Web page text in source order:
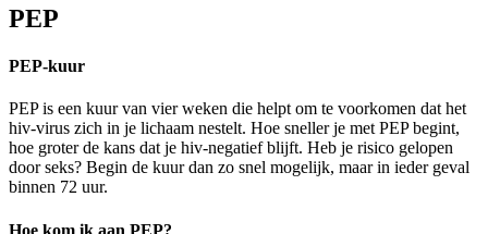
PEP
PEP-kuur
PEP is een kuur van vier weken die helpt om te voorkomen dat het
hiv-virus zich in je lichaam nestelt. Hoe sneller je met PEP begint,
hoe groter de kans dat je hiv-negatief blijft. Heb je risico gelopen
door seks? Begin de kuur dan zo snel mogelijk, maar in ieder geval
binnen 72 uur.
Hoe kom ik aan PEP?